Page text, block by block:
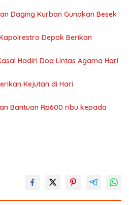
Daging Kurban Gunakan Besek
Depok Berikan
Hadiri Doa Lintas Agama Hari
Kejutan di Hari
Bantuan Rp600 ribu kepada